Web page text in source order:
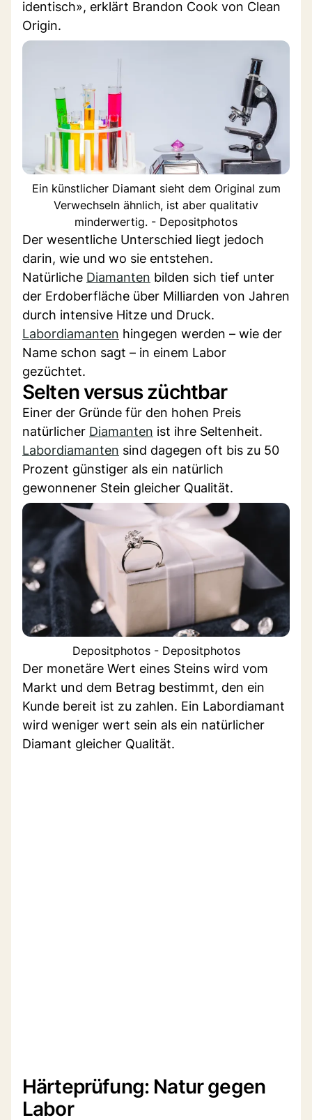
identisch», erklärt Brandon Cook von Clean
Origin.
Ein künstlicher Diamant sieht dem Original zum
Verwechseln ähnlich, ist aber qualitativ
minderwertig. - Depositphotos
Der wesentliche Unterschied liegt jedoch
darin, wie und wo sie entstehen.
Natürliche Diamanten bilden sich tief unter
der Erdoberfläche über Milliarden von Jahren
durch intensive Hitze und Druck.
Labordiamanten hingegen werden – wie der
Name schon sagt – in einem Labor
gezüchtet.
Selten versus züchtbar
Einer der Gründe für den hohen Preis
natürlicher Diamanten ist ihre Seltenheit.
Labordiamanten sind dagegen oft bis zu 50
Prozent günstiger als ein natürlich
gewonnener Stein gleicher Qualität.
Depositphotos - Depositphotos
Der monetäre Wert eines Steins wird vom
Markt und dem Betrag bestimmt, den ein
Kunde bereit ist zu zahlen. Ein Labordiamant
wird weniger wert sein als ein natürlicher
Diamant gleicher Qualität.
Härteprüfung: Natur gegen
Labor